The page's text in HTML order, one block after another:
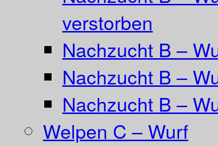
verstorben
Nachzucht B –
Nachzucht B –
Nachzucht B –
Welpen C – Wurf